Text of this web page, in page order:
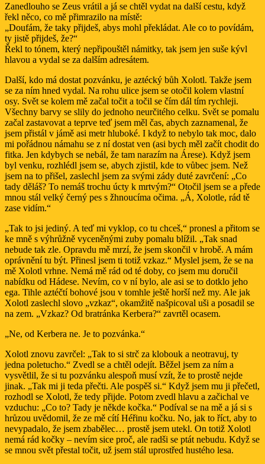
Zanedlouho se Zeus vrátil a já se chtěl vydat na další cestu, když
řekl něco, co mě přimrazilo na místě:
„Doufám, že taky přijdeš, abys mohl překládat. Ale co to povídám,
ty jistě přijdeš, že?“
Řekl to tónem, který nepřipouštěl námitky, tak jsem jen suše kývl
hlavou a vydal se za dalším adresátem.
Další, kdo má dostat pozvánku, je aztécký bůh Xolotl. Takže jsem
se za ním hned vydal. Na rohu ulice jsem se otočil kolem vlastní
osy. Svět se kolem mě začal točit a točil se čím dál tím rychleji.
Všechny barvy se slily do jednoho neurčitého celku. Svět se pomalu
začal zastavovat a teprve teď jsem měl čas, abych zaznamenal, že
jsem přistál v jámě asi metr hluboké. I když to nebylo tak moc, dalo
mi pořádnou námahu se z ní dostat ven (asi bych měl začít chodit do
fitka. Jen kdybych se nebál, že tam narazím na Árese). Když jsem
byl venku, rozhlédl jsem se, abych zjistil, kde to vůbec jsem. Než
jsem na to přišel, zaslechl jsem za svými zády duté zavrčení: „Co
tady děláš? To nemáš trochu úcty k mrtvým?“ Otočil jsem se a přede
mnou stál velký černý pes s žhnoucíma očima. „Á, Xolotle, rád tě
zase vidím.“
„Tak to jsi jediný. A teď mi vyklop, co tu chceš,“ pronesl a přitom se
ke mně s výhrůžně vyceněnými zuby pomalu blížil. „Tak snad
nebude tak zle. Opravdu mě mrzí, že jsem skončil v hrobě. A mám
oprávnění tu být. Přinesl jsem ti totiž vzkaz.“ Myslel jsem, že se na
mě Xolotl vrhne. Nemá mě rád od té doby, co jsem mu doručil
nabídku od Hádese. Nevím, co v ní bylo, ale asi se to dotklo jeho
ega. Tihle aztéčtí bohové jsou v tomhle ještě horší než my. Ale jak
Xolotl zaslechl slovo „vzkaz“, okamžitě našpicoval uši a posadil se
na zem. „Vzkaz? Od bratránka Kerbera?“ zavrtěl ocasem.
„Ne, od Kerbera ne. Je to pozvánka.“
Xolotl znovu zavrčel: „Tak to si strč za klobouk a neotravuj, ty
jedna poletucho.“ Zvedl se a chtěl odejít. Běžel jsem za ním a
vysvětlil, že si tu pozvánku alespoň musí vzít, že to prostě nejde
jinak. „Tak mi ji teda přečti. Ale pospěš si.“ Když jsem mu ji přečetl,
rozhodl se Xolotl, že tedy přijde. Potom zvedl hlavu a začichal ve
vzduchu: „Co to? Tady je někde kočka.“ Podíval se na mě a já si s
hrůzou uvědomil, že ze mě cítí Héřinu kočku. No, jak to říct, aby to
nevypadalo, že jsem zbabělec… prostě jsem utekl. On totiž Xolotl
nemá rád kočky – nevím sice proč, ale radši se ptát nebudu. Když se
se mnou svět přestal točit, už jsem stál uprostřed hustého lesa.